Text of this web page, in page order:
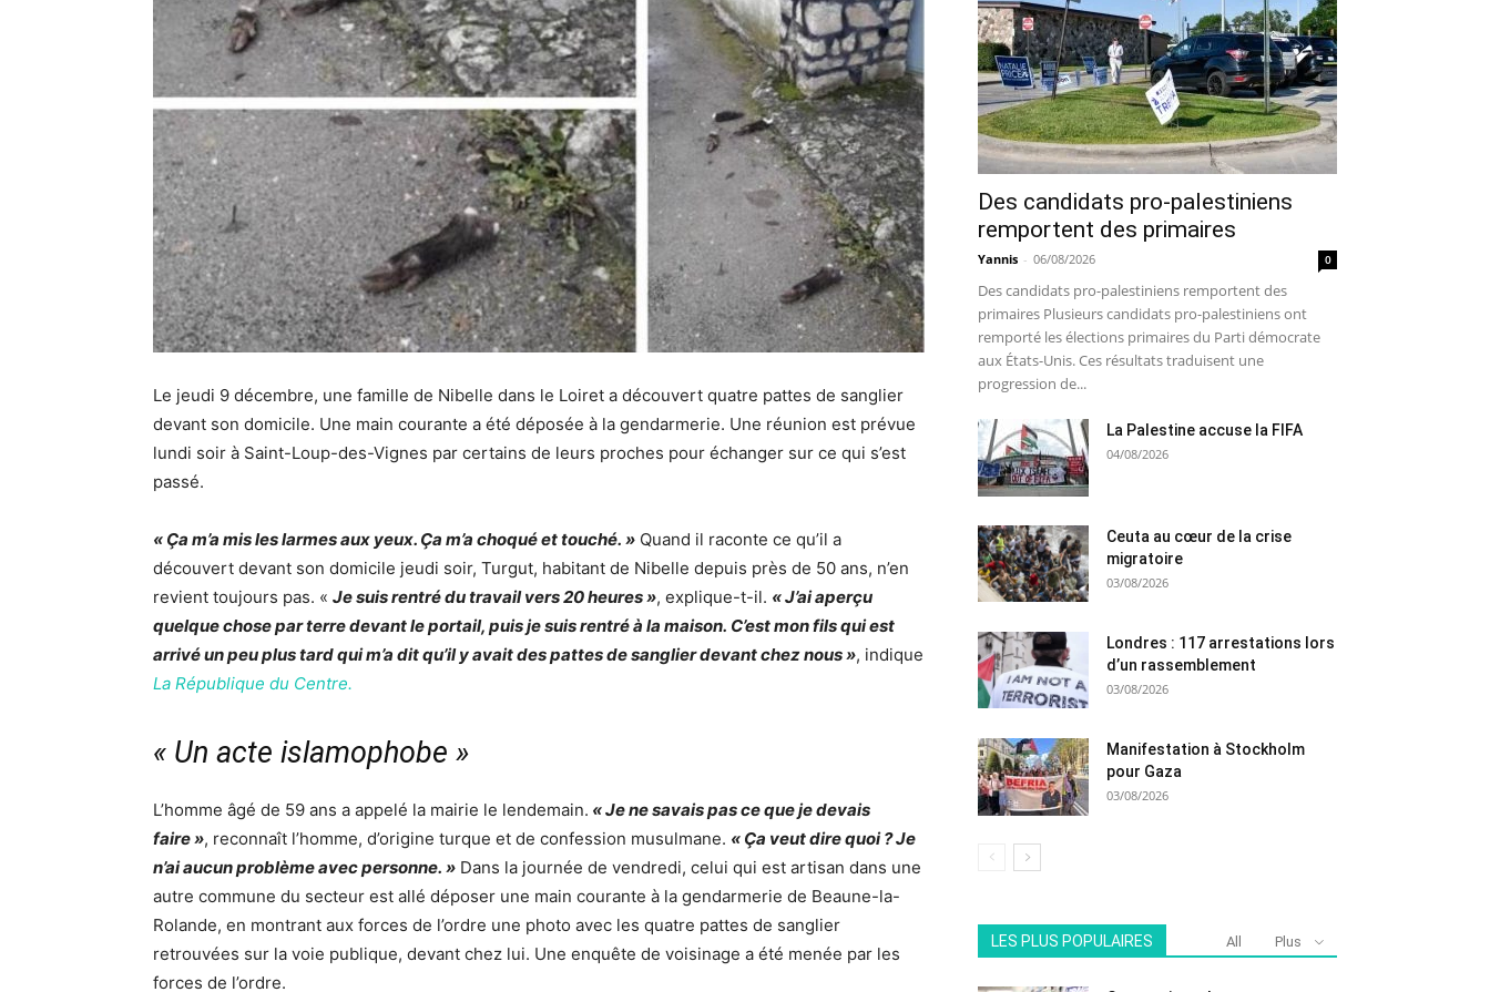
Le jeudi 9 décembre, une famille de Nibelle dans le Loiret a découvert quatre pattes de sanglier
devant son domicile. Une main courante a été déposée à la gendarmerie. Une réunion est prévue
lundi soir à Saint-Loup-des-Vignes par certains de leurs proches pour échanger sur ce qui s’est
passé.
« Ça m’a mis les larmes aux yeux. Ça m’a choqué et touché. » Quand il raconte ce qu’il a
découvert devant son domicile jeudi soir, Turgut, habitant de Nibelle depuis près de 50 ans, n’en
revient toujours pas. « Je suis rentré du travail vers 20 heures », explique-t-il. « J’ai aperçu
quelque chose par terre devant le portail, puis je suis rentré à la maison. C’est mon fils qui est
arrivé un peu plus tard qui m’a dit qu’il y avait des pattes de sanglier devant chez nous », indique
La République du Centre.
« Un acte islamophobe »
L’homme âgé de 59 ans a appelé la mairie le lendemain. « Je ne savais pas ce que je devais
faire », reconnaît l’homme, d’origine turque et de confession musulmane. « Ça veut dire quoi ? Je
n’ai aucun problème avec personne. » Dans la journée de vendredi, celui qui est artisan dans une
autre commune du secteur est allé déposer une main courante à la gendarmerie de Beaune-la-
Rolande, en montrant aux forces de l’ordre une photo avec les quatre pattes de sanglier
retrouvées sur la voie publique, devant chez lui. Une enquête de voisinage a été menée par les
forces de l’ordre.
Des candidats pro-palestiniens
remportent des primaires
Yannis - 06/08/2026 0
Des candidats pro-palestiniens remportent des
primaires Plusieurs candidats pro-palestiniens ont
remporté les élections primaires du Parti démocrate
aux États-Unis. Ces résultats traduisent une
progression de...
La Palestine accuse la FIFA
04/08/2026
Ceuta au cœur de la crise
migratoire
03/08/2026
Londres : 117 arrestations lors
d’un rassemblement
03/08/2026
Manifestation à Stockholm
pour Gaza
03/08/2026
LES PLUS POPULAIRES All Plus